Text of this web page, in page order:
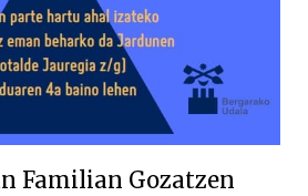
Familian Gozatzen